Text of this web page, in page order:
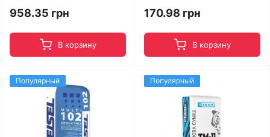
958.35 грн
В корзину
170.98 грн
В корзину
Популярный Популярный